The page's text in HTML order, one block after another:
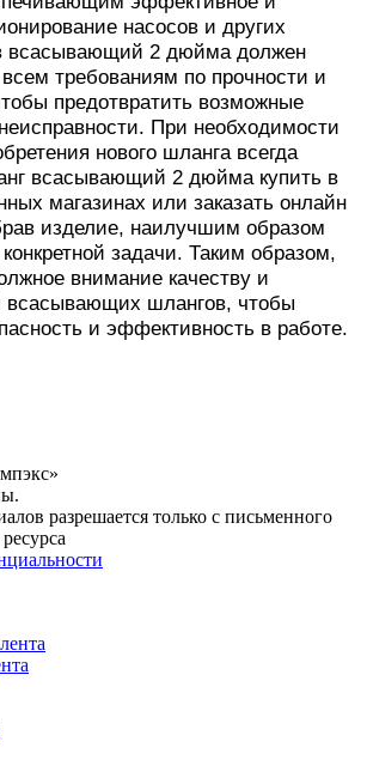
насосов и других
всасывающий 2 дюйма должен
всем требованиям по прочности и
предотвратить возможные
При необходимости
нового шланга всегда
всасывающий 2 дюйма купить в
магазинах или заказать онлайн
изделие, наилучшим образом
задачи. Таким образом,
внимание качеству и
всасывающих шлангов, чтобы
и эффективность в работе.
разрешается только с письменного